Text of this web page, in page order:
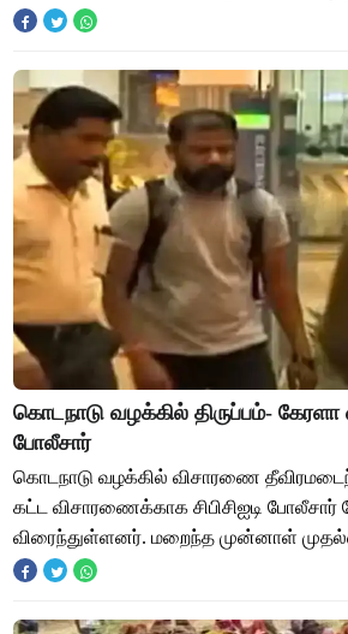
செய்யப்பட்டு சிறையில்
கொடநாடு வழக்கில் திருப்பம்- கேரளா
போலீசார்
கொடநாடு வழக்கில் விசாரணை
கட்ட விசாரணைக்காக சிபிசிஐடி போலீசார்
விரைந்துள்ளனர். மறைந்த முன்னாள்
சொந்தமான கொடநாடு எஸ்டேட் பங்களா,